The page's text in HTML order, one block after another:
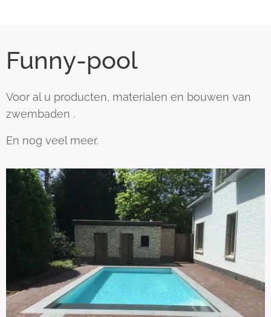
Funny-pool
Voor al u producten, materialen en bouwen van
zwembaden .
En nog veel meer.